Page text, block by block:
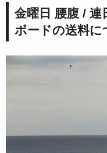
金曜日 腰腹 / 連
ボードの送料に